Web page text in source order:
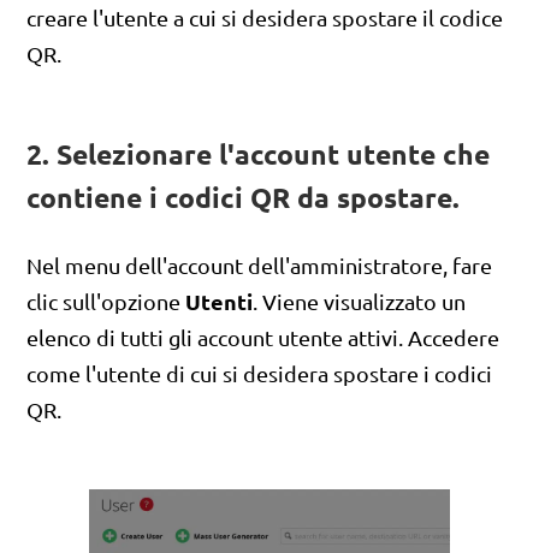
creare l'utente a cui si desidera spostare il codice
QR.
2. Selezionare l'account utente che
contiene i codici QR da spostare.
Nel menu dell'account dell'amministratore, fare
clic sull'opzione Utenti . Viene visualizzato un
elenco di tutti gli account utente attivi. Accedere
come l'utente di cui si desidera spostare i codici
QR.